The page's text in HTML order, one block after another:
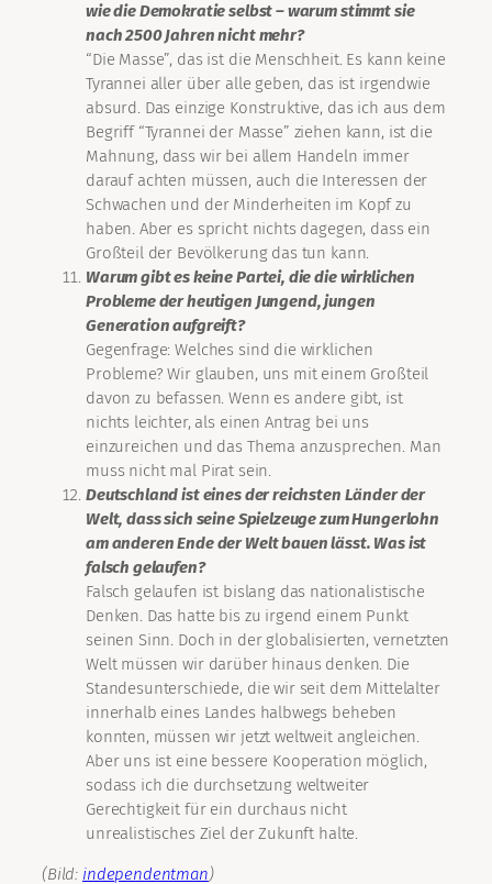
wie die Demokratie selbst – warum stimmt sie
nach 2500 Jahren nicht mehr?
“Die Masse”, das ist die Menschheit. Es kann keine
Tyrannei aller über alle geben, das ist irgendwie
absurd. Das einzige Konstruktive, das ich aus dem
Begriff “Tyrannei der Masse” ziehen kann, ist die
Mahnung, dass wir bei allem Handeln immer
darauf achten müssen, auch die Interessen der
Schwachen und der Minderheiten im Kopf zu
haben. Aber es spricht nichts dagegen, dass ein
Großteil der Bevölkerung das tun kann.
Warum gibt es keine Partei, die die wirklichen
Probleme der heutigen Jungend, jungen
Generation aufgreift?
Gegenfrage: Welches sind die wirklichen
Probleme? Wir glauben, uns mit einem Großteil
davon zu befassen. Wenn es andere gibt, ist
nichts leichter, als einen Antrag bei uns
einzureichen und das Thema anzusprechen. Man
muss nicht mal Pirat sein.
Deutschland ist eines der reichsten Länder der
Welt, dass sich seine Spielzeuge zum Hungerlohn
am anderen Ende der Welt bauen lässt. Was ist
falsch gelaufen?
Falsch gelaufen ist bislang das nationalistische
Denken. Das hatte bis zu irgend einem Punkt
seinen Sinn. Doch in der globalisierten, vernetzten
Welt müssen wir darüber hinaus denken. Die
Standesunterschiede, die wir seit dem Mittelalter
innerhalb eines Landes halbwegs beheben
konnten, müssen wir jetzt weltweit angleichen.
Aber uns ist eine bessere Kooperation möglich,
sodass ich die durchsetzung weltweiter
Gerechtigkeit für ein durchaus nicht
unrealistisches Ziel der Zukunft halte.
(Bild: independentman)